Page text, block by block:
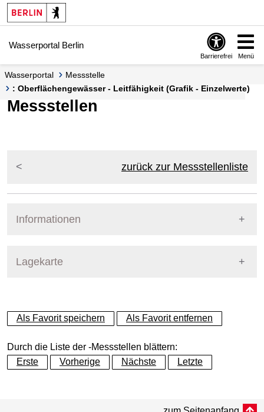
Springe zur Navigation
Springe zum Inhalt
Wasserportal Berlin
Barrierefrei Menü
Wasserportal
Messstelle
: Oberflächengewässer - Leitfähigkeit (Grafik - Einzelwerte)
Messstellen
zurück zur Messstellenliste
Informationen
Lagekarte
+
−
Als Favorit speichern Als Favorit entfernen
Durch die Liste der -Messstellen blättern:
Erste
Vorherige Nächste Letzte